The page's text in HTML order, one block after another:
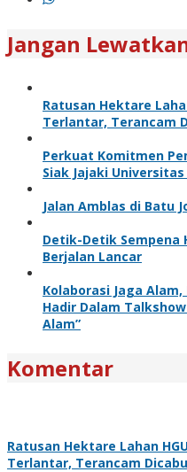
Jangan
Ratusan Hektare
Terlantar, Terancam
Perkuat Komitmen
Siak Jajaki
Jalan Amblas di Batu
Detik-Detik Sempena
Berjalan Lancar
Kolaborasi Jaga Alam,
Hadir Dalam
Alam”
Komentar
Ratusan Hektare Lahan
Terlantar, Terancam